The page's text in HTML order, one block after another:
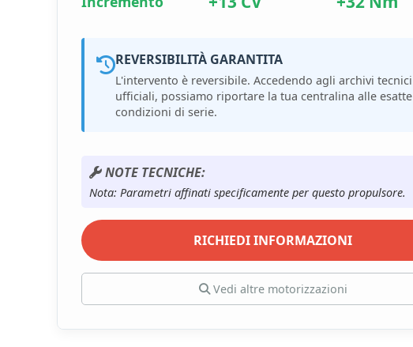
REVERSIBILITÀ GARANTITA
L'intervento è reversibile. Accedendo agli archivi tecnici
ufficiali, possiamo riportare la tua centralina alle esatte
condizioni di serie.
NOTE TECNICHE:
Nota: Parametri affinati specificamente per questo propulsore.
RICHIEDI INFORMAZIONI
Vedi altre motorizzazioni